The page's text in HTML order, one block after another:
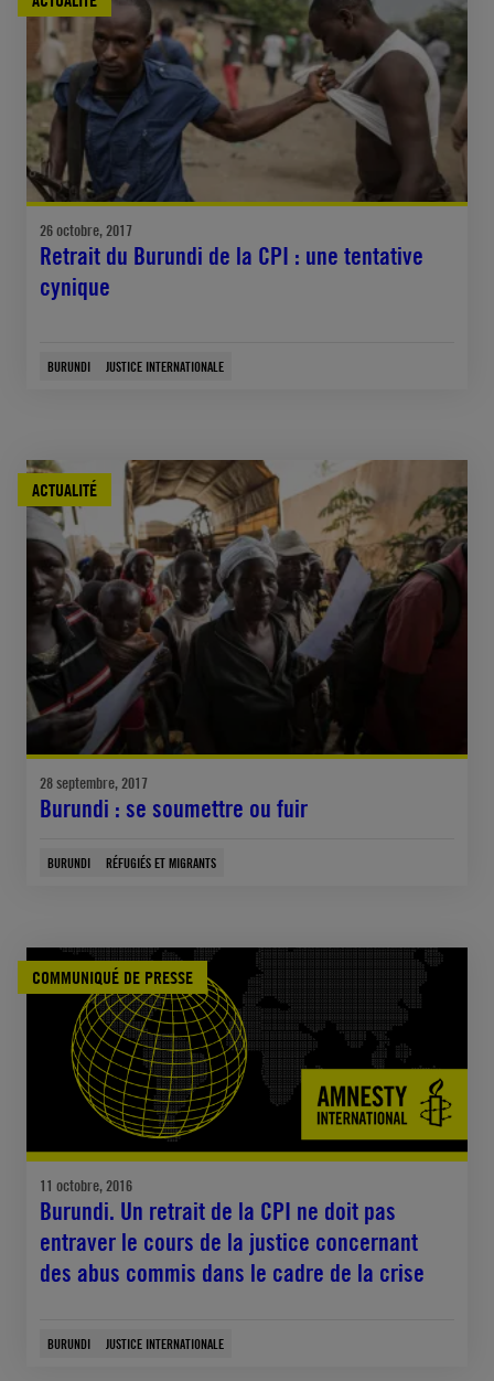
26 octobre, 2017
Retrait du Burundi de la CPI : une tentative
cynique
BURUNDI JUSTICE INTERNATIONALE
ACTUALITÉ
28 septembre, 2017
Burundi : se soumettre ou fuir
BURUNDI RÉFUGIÉS ET MIGRANTS
COMMUNIQUÉ DE PRESSE
11 octobre, 2016
Burundi. Un retrait de la CPI ne doit pas
entraver le cours de la justice concernant
des abus commis dans le cadre de la crise
BURUNDI JUSTICE INTERNATIONALE